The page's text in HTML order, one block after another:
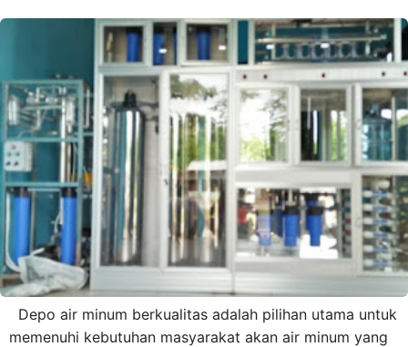
Depo air minum berkualitas adalah pilihan utama untuk
memenuhi kebutuhan masyarakat akan air minum yang